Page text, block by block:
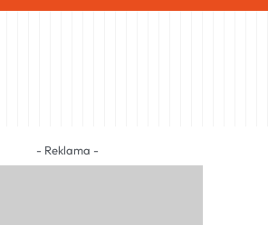
- Reklama -